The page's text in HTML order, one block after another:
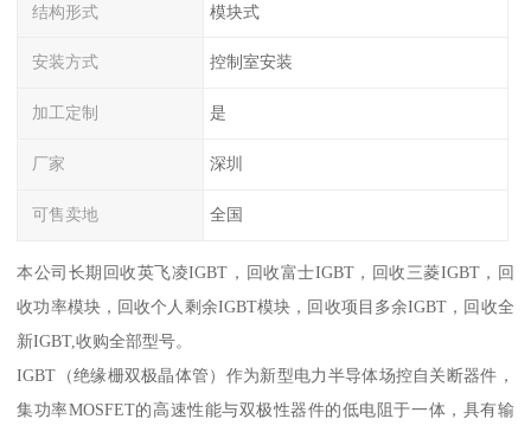
结构形式 模块式
安装方式 控制室安装
加工定制 是
厂家 深圳
可售卖地 全国
本公司长期回收英飞凌IGBT，回收富士IGBT，回收三菱IGBT，回
收功率模块，回收个人剩余IGBT模块，回收项目多余IGBT，回收全
新IGBT,收购全部型号。
IGBT（绝缘栅双极晶体管）作为新型电力半导体场控自关断器件，
集功率MOSFET的高速性能与双极性器件的低电阻于一体，具有输